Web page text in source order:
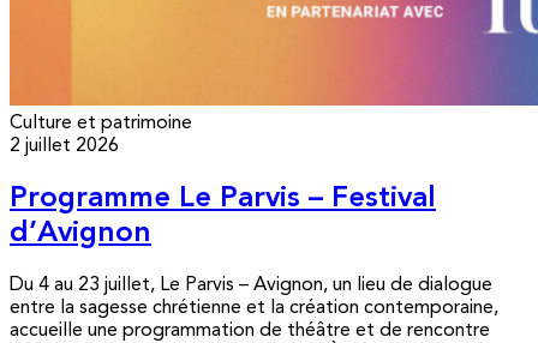
Culture et patrimoine
2 juillet 2026
Programme Le Parvis – Festival
d’Avignon
Du 4 au 23 juillet, Le Parvis – Avignon, un lieu de dialogue
entre la sagesse chrétienne et la création contemporaine,
accueille une programmation de théâtre et de rencontre